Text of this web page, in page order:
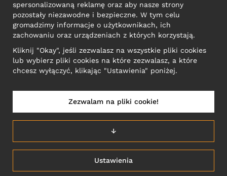
ADRES KONTAKTOWY
Narva mnt 5, EE-10117 Tallinn
Reg: 12356245
POLSKA/POLSKI
spersonalizowaną reklamę oraz aby nasze strony
pozostały niezawodne i bezpieczne. W tym celu
gromadzimy informacje o użytkownikach, ich
zachowaniu oraz urządzeniach z których korzystają.
Kliknij "Okay", jeśli zezwalasz na wszystkie pliki cookies
lub wybierz pliki cookies na które zezwalasz, a które
chcesz wyłączyć, klikając "Ustawienia" poniżej.
Ustawienia
↓
Zezwalam na pliki cookie!